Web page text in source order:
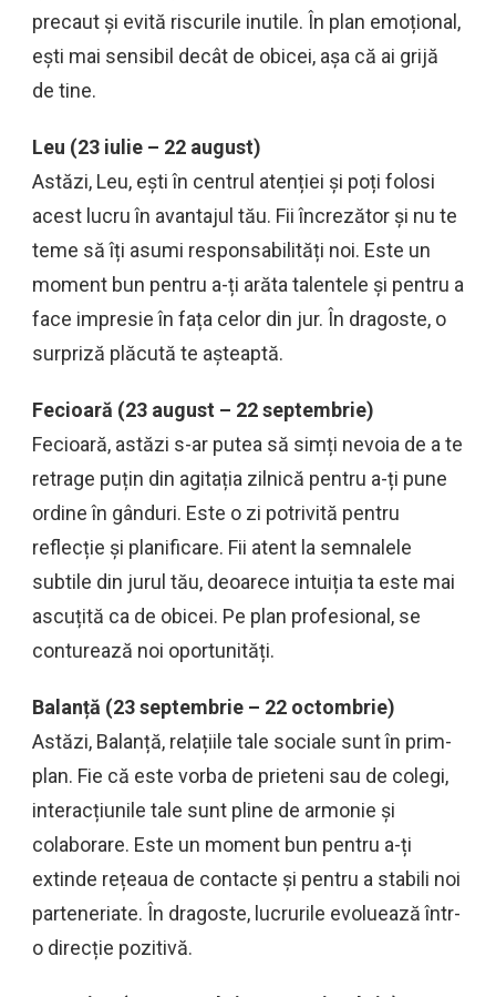
precaut și evită riscurile inutile. În plan emoțional,
ești mai sensibil decât de obicei, așa că ai grijă
de tine.
Leu (23 iulie – 22 august)
Astăzi, Leu, ești în centrul atenției și poți folosi
acest lucru în avantajul tău. Fii încrezător și nu te
teme să îți asumi responsabilități noi. Este un
moment bun pentru a-ți arăta talentele și pentru a
face impresie în fața celor din jur. În dragoste, o
surpriză plăcută te așteaptă.
Fecioară (23 august – 22 septembrie)
Fecioară, astăzi s-ar putea să simți nevoia de a te
retrage puțin din agitația zilnică pentru a-ți pune
ordine în gânduri. Este o zi potrivită pentru
reflecție și planificare. Fii atent la semnalele
subtile din jurul tău, deoarece intuiția ta este mai
ascuțită ca de obicei. Pe plan profesional, se
conturează noi oportunități.
Balanță (23 septembrie – 22 octombrie)
Astăzi, Balanță, relațiile tale sociale sunt în prim-
plan. Fie că este vorba de prieteni sau de colegi,
interacțiunile tale sunt pline de armonie și
colaborare. Este un moment bun pentru a-ți
extinde rețeaua de contacte și pentru a stabili noi
parteneriate. În dragoste, lucrurile evoluează într-
o direcție pozitivă.